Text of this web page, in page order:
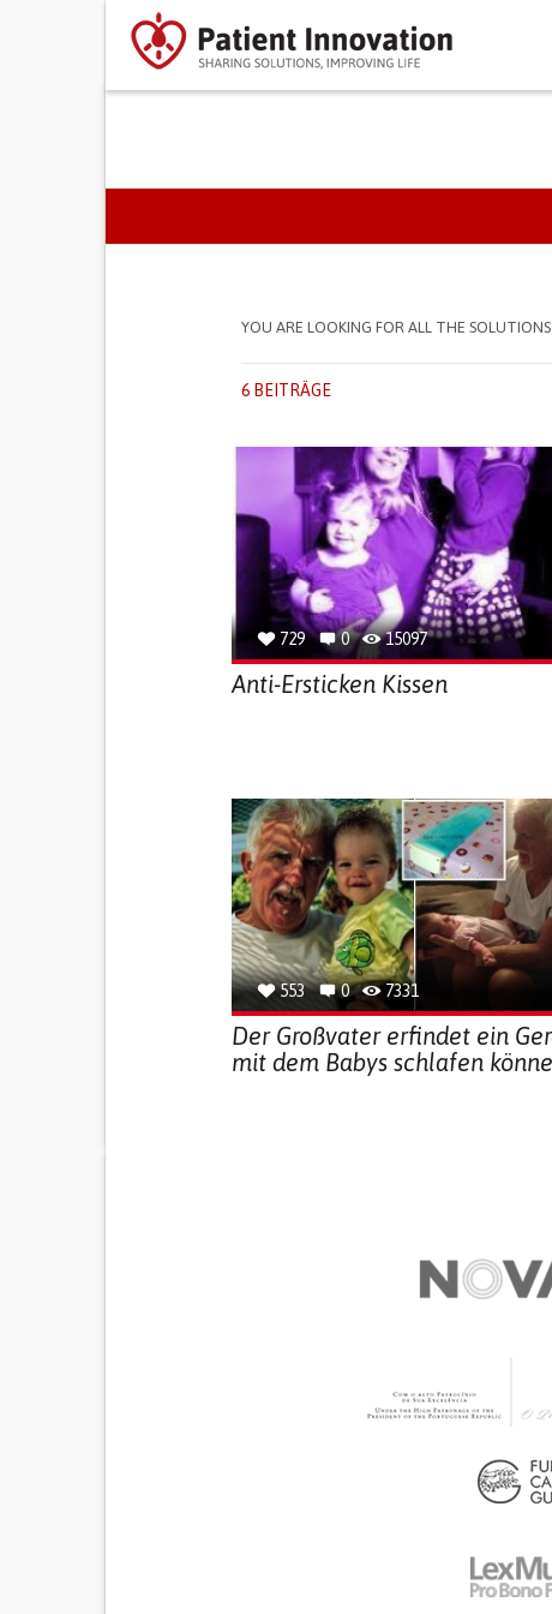
PRIMARY TABS
YOU ARE LOOKING FOR ALL THE
6 BEITRÄGE
729 0 15097
Anti-Ersticken Kissen
553 0 7331
Der Großvater erfindet ein
mit dem Babys schlafen